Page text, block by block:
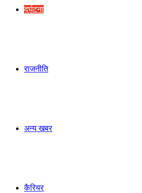
दुर्घटना
राजनीति
अन्य खबर
कैरियर